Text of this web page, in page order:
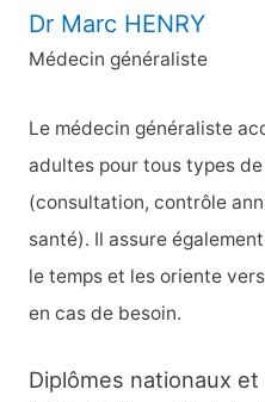
Dr Marc HENRY
Médecin généraliste
Le médecin généraliste
adultes pour tous types
(consultation, contrôle
santé). Il assure
le temps et les oriente
en cas de besoin.
Diplômes nationaux